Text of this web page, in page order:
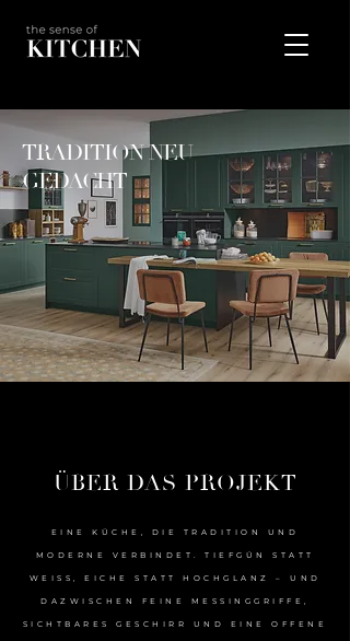
TRADITION NEU
GEDACHT
ÜBER DAS PROJEKT
EINE KÜCHE, DIE TRADITION UND
MODERNE VERBINDET. TIEFGÜN STATT
WEISS, EICHE STATT HOCHGLANZ – UND
DAZWISCHEN FEINE MESSINGGRIFFE,
SICHTBARES GESCHIRR UND EINE OFFENE